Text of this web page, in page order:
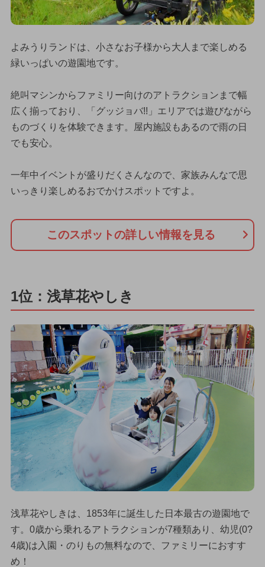
よみうりランドは、小さなお子様から大人まで楽しめる
緑いっぱいの遊園地です。
絶叫マシンからファミリー向けのアトラクションまで幅
広く揃っており、「グッジョバ!!」エリアでは遊びながら
ものづくりを体験できます。屋内施設もあるので雨の日
でも安心。
一年中イベントが盛りだくさんなので、家族みんなで思
いっきり楽しめるおでかけスポットですよ。
このスポットの詳しい情報を見る
1位：浅草花やしき
浅草花やしきは、1853年に誕生した日本最古の遊園地で
す。0歳から乗れるアトラクションが7種類あり、幼児(0?
4歳)は入園・のりもの無料なので、ファミリーにおすす
め！